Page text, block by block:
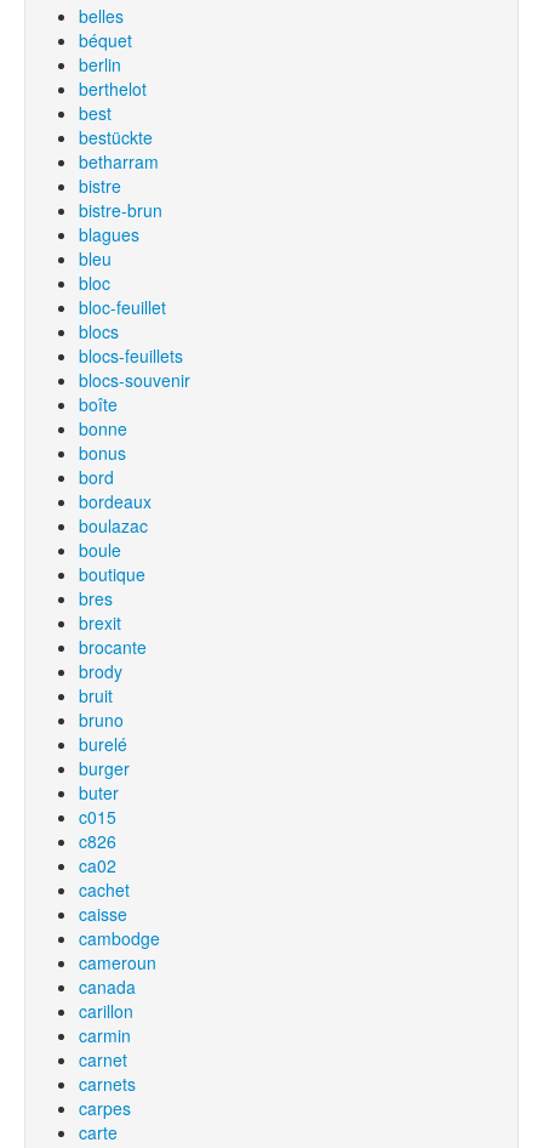
belles
béquet
berlin
berthelot
best
bestückte
betharram
bistre
bistre-brun
blagues
bleu
bloc
bloc-feuillet
blocs
blocs-feuillets
blocs-souvenir
boîte
bonne
bonus
bord
bordeaux
boulazac
boule
boutique
bres
brexit
brocante
brody
bruit
bruno
burelé
burger
buter
c015
c826
ca02
cachet
caisse
cambodge
cameroun
canada
carillon
carmin
carnet
carnets
carpes
carte